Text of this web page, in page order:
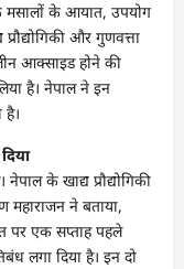
मसालों के आयात, उपयोग
और गुणवत्ता
आक्साइड होने की
है। नेपाल ने इन
के खाद्य प्रौद्योगिकी
महाराजन ने बताया,
पर एक सप्ताह पहले
लगा दिया है। इन दो